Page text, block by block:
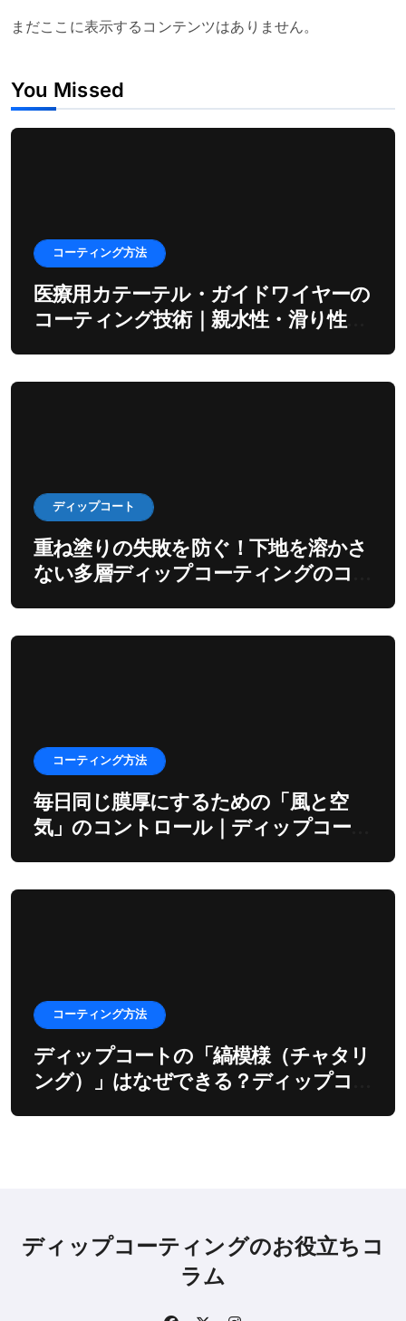
まだここに表示するコンテンツはありません。
You Missed
コーティング方法
医療用カテーテル・ガイドワイヤーの
コーティング技術｜親水性・滑り性を
ディップコート
重ね塗りの失敗を防ぐ！下地を溶かさ
ない多層ディップコーティングのコ
コーティング方法
毎日同じ膜厚にするための「風と空
気」のコントロール｜ディップコーテ
コーティング方法
ディップコートの「縞模様（チャタリ
ング）」はなぜできる？ディップコー
ディップコーティングのお役立ちコ
ラム